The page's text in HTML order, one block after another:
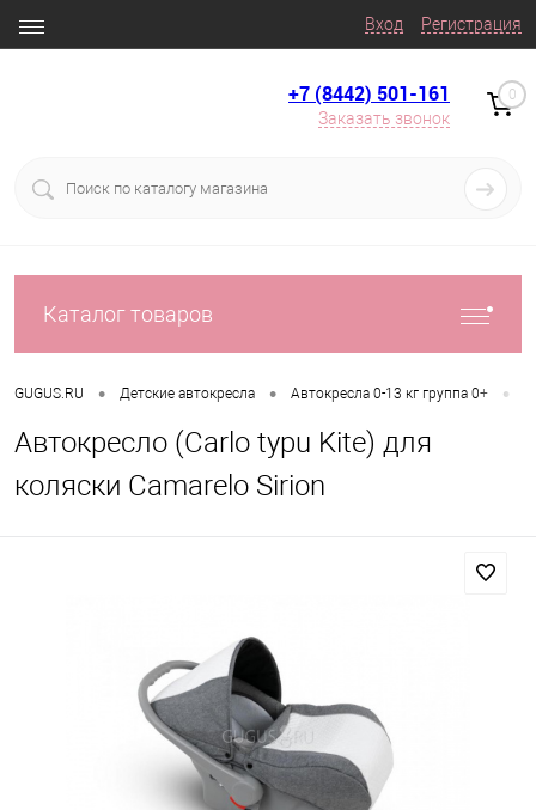
Вход Регистрация
+7 (8442) 501-161
Заказать звонок
0
Каталог товаров
GUGUS.RU • Детские автокресла • Автокресла 0-13 кг группа 0+ •
Автокресло (Carlo typu Kite) для
коляски Camarelo Sirion